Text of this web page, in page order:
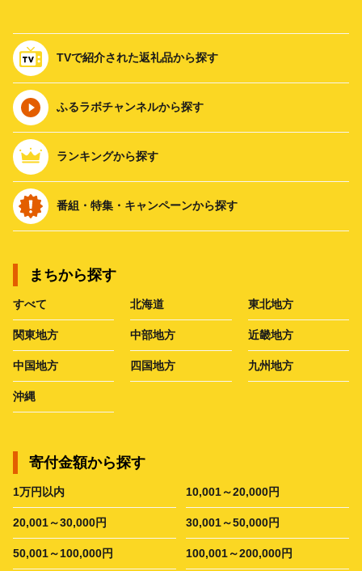
TVで紹介された返礼品から探す
ふるラボチャンネルから探す
ランキングから探す
番組・特集・キャンペーンから探す
まちから探す
すべて 北海道 東北地方
関東地方 中部地方 近畿地方
中国地方 四国地方 九州地方
沖縄
寄付金額から探す
1万円以内 10,001～20,000円
20,001～30,000円 30,001～50,000円
50,001～100,000円 100,001～200,000円